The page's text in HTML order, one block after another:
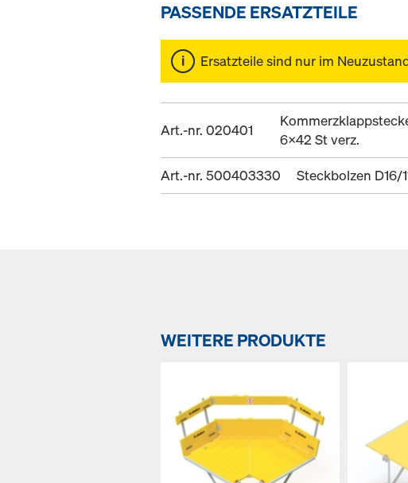
PASSENDE ERSATZTEILE
Ersatzteile sind nur im
Art.-nr. 020401
6x42 St verz.
Art.-nr. 500403330 Steckbolzen D16/
WEITERE PRODUKTE